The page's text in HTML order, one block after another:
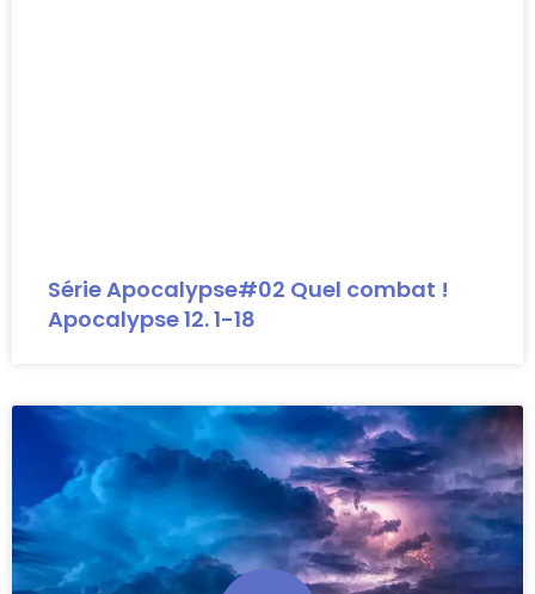
Série Apocalypse#02 Quel combat !
Apocalypse 12. 1-18